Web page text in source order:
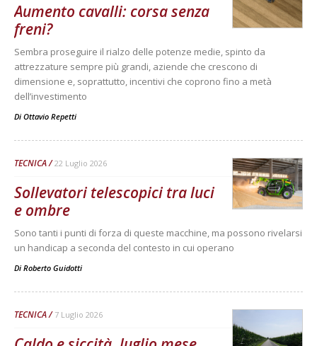
Aumento cavalli: corsa senza
freni?
Sembra proseguire il rialzo delle potenze medie, spinto da
attrezzature sempre più grandi, aziende che crescono di
dimensione e, soprattutto, incentivi che coprono fino a metà
dell’investimento
Di Ottavio Repetti
TECNICA 22 Luglio 2026
Sollevatori telescopici tra luci
e ombre
Sono tanti i punti di forza di queste macchine, ma possono rivelarsi
un handicap a seconda del contesto in cui operano
Di Roberto Guidotti
TECNICA 7 Luglio 2026